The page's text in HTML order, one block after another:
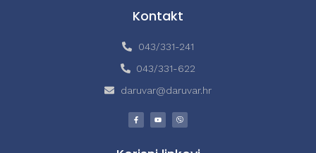
Kontakt
043/331-241
043/331-622
daruvar@daruvar.hr